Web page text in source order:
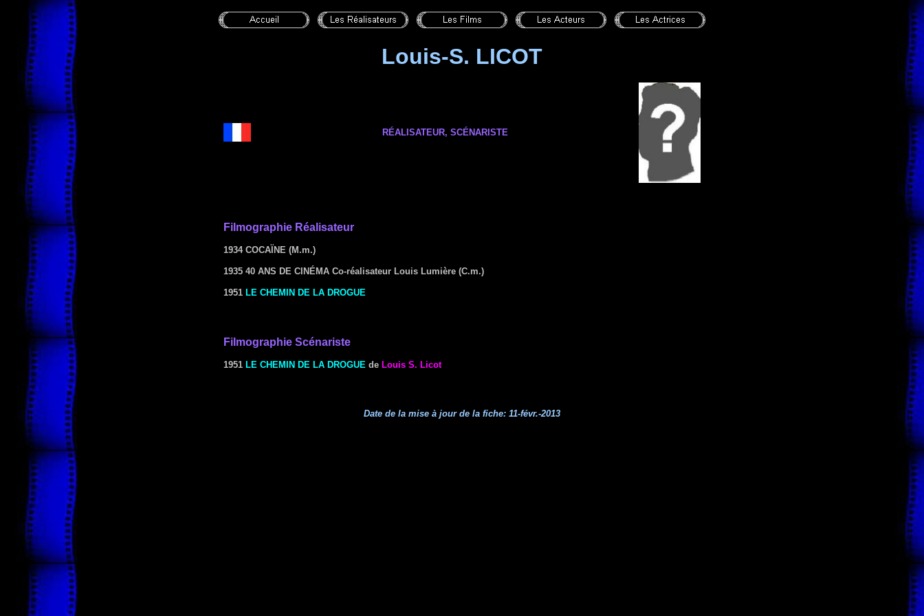
Louis-S. LICOT
RÉALISATEUR, SCÉNARISTE
Filmographie Réalisateur
1934 COCAÏNE (M.m.)
1935 40 ANS DE CINÉMA Co-réalisateur Louis Lumière (C.m.)
1951 LE CHEMIN DE LA DROGUE
Filmographie Scénariste
1951 LE CHEMIN DE LA DROGUE de Louis S. Licot
Date de la mise à jour de la fiche: 11-févr.-2013